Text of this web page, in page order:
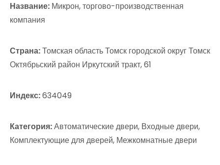
Название: Микрон, торгово-производственная
компания
Страна:Томская область Томск городской округ Томск
Октябрьский район Иркутский тракт, 61
Индекс:634049
Категория:Автоматические двери, Входные двери,
Комплектующие для дверей, Межкомнатные двери